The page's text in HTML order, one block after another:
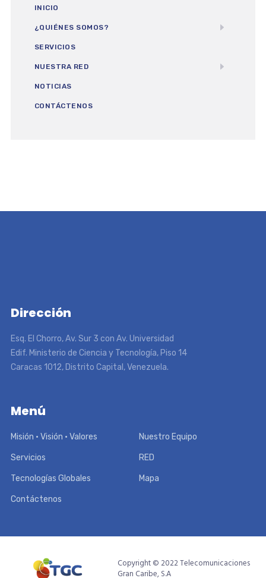
INICIO
¿QUIÉNES SOMOS?
SERVICIOS
NUESTRA RED
NOTICIAS
CONTÁCTENOS
Dirección
Esq. El Chorro, Av. Sur 3 con Av. Universidad
Edif. Ministerio de Ciencia y Tecnología, Piso 14
Caracas 1012, Distrito Capital, Venezuela.
Menú
Misión • Visión • Valores Nuestro Equipo
Servicios RED
Tecnologías Globales Mapa
Contáctenos
Copyright © 2022 Telecomunicaciones
Gran Caribe, S.A